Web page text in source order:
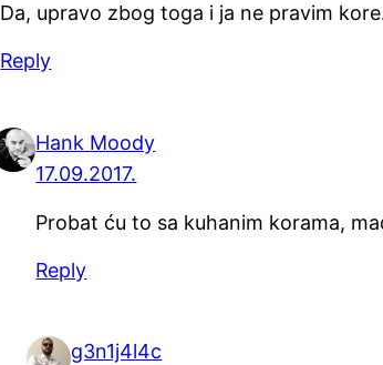
Da, upravo zbog toga i ja ne pravim
Reply
Hank Moody
17.09.2017.
Probat ću to sa kuhanim korama,
Reply
g3n1j4l4c